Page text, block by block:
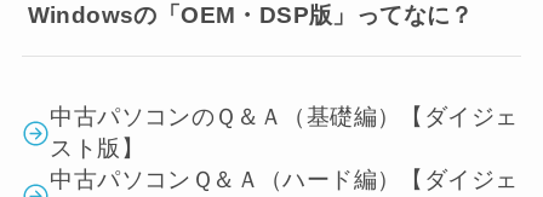
Windowsの「OEM・DSP版」ってなに？
中古パソコンのＱ＆Ａ（基礎編）【ダイジェ
スト版】
中古パソコンＱ＆Ａ（ハード編）【ダイジェ